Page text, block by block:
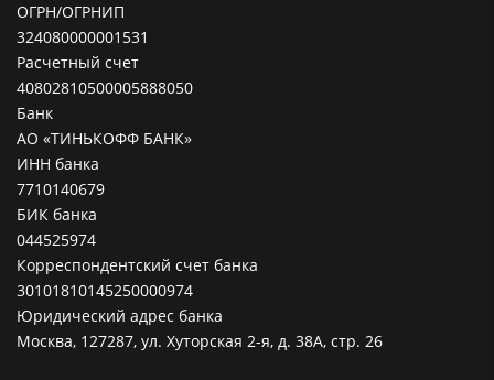
ОГРН/ОГРНИП
324080000001531
Расчетный счет
40802810500005888050
Банк
АО «ТИНЬКОФФ БАНК»
ИНН банка
7710140679
БИК банка
044525974
Корреспондентский счет банка
30101810145250000974
Юридический адрес банка
Москва, 127287, ул. Хуторская 2-я, д. 38А, стр. 26